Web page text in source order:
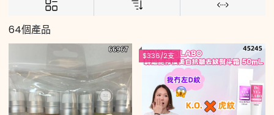
64個產品
$336/2支